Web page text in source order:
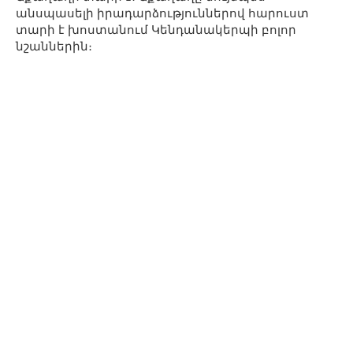
անսպասելի իրադարձություններով հարուստ
տարի է խոստանում Կենդանակերպի բոլոր
նշաններին։